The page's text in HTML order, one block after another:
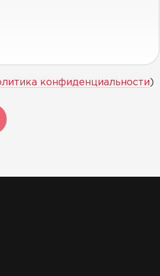
конфиденциальности )